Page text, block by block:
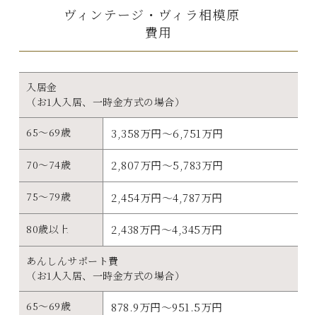
ヴィンテージ・ヴィラ相模原
費用
入居金
（お1人入居、一時金方式の場合）
65～69歳 3,358万円～6,751万円
70～74歳 2,807万円～5,783万円
75～79歳 2,454万円～4,787万円
80歳以上 2,438万円～4,345万円
あんしんサポート費
（お1人入居、一時金方式の場合）
65～69歳 878.9万円～951.5万円